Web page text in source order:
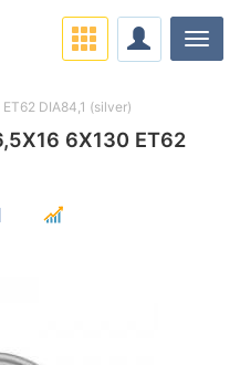
6X130 ET62
DIA84,1 (silver)